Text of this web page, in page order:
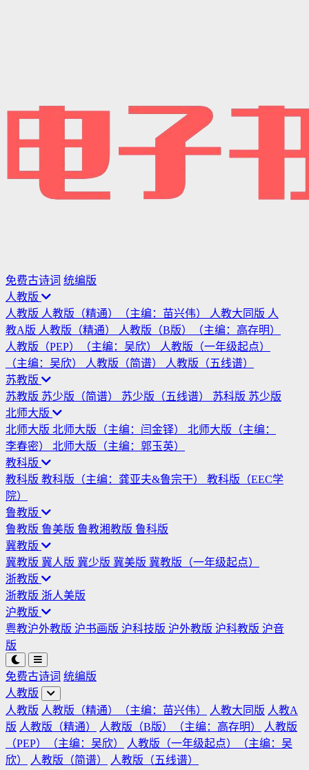
免费古诗词 统编版
人教版
人教版 人教版（精通）（主编：苗兴伟） 人教大同版 人
教A版 人教版（精通）
人教版（B版）（主编：高存明）
人教版（PEP）（主编：吴欣）
人教版（一年级起点）
（主编：吴欣）
人教版（简谱）
人教版（五线谱）
苏教版
苏教版 苏少版（简谱） 苏少版（五线谱） 苏科版 苏少版
北师大版
北师大版 北师大版（主编：闫金铎） 北师大版（主编：
李春密） 北师大版（主编：郭玉英）
教科版
教科版 教科版（主编：龚亚夫&鲁宗干） 教科版（EEC学
院）
鲁教版
鲁教版 鲁美版 鲁教湘教版 鲁科版
冀教版
冀教版 冀人版 冀少版 冀美版 冀教版（一年级起点）
浙教版
浙教版 浙人美版
沪教版
粤教沪外教版 沪书画版 沪科技版 沪外教版 沪科教版 沪音
版
免费古诗词 统编版
人教版
人教版 人教版（精通）（主编：苗兴伟） 人教大同版 人教A
版 人教版（精通） 人教版（B版）（主编：高存明）
人教版
（PEP）（主编：吴欣）
人教版（一年级起点）（主编：吴
欣）
人教版（简谱）
人教版（五线谱）